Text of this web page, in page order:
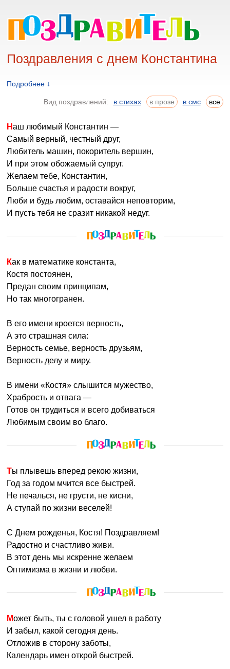
Поздравления с днем Константина
Подробнее ↓
Вид поздравлений: в стихах в прозе в смс все
Наш любимый Константин —
Самый верный, честный друг,
Любитель машин, покоритель вершин,
И при этом обожаемый супруг.
Желаем тебе, Константин,
Больше счастья и радости вокруг,
Люби и будь любим, оставайся неповторим,
И пусть тебя не сразит никакой недуг.
Как в математике константа,
Костя постоянен,
Предан своим принципам,
Но так многогранен.
В его имени кроется верность,
А это страшная сила:
Верность семье, верность друзьям,
Верность делу и миру.
В имени «Костя» слышится мужество,
Храбрость и отвага —
Готов он трудиться и всего добиваться
Любимым своим во благо.
Ты плывешь вперед рекою жизни,
Год за годом мчится все быстрей.
Не печалься, не грусти, не кисни,
А ступай по жизни веселей!
С Днем рожденья, Костя! Поздравляем!
Радостно и счастливо живи.
В этот день мы искренне желаем
Оптимизма в жизни и любви.
Может быть, ты с головой ушел в работу
И забыл, какой сегодня день.
Отложив в сторону заботы,
Календарь имен открой быстрей.